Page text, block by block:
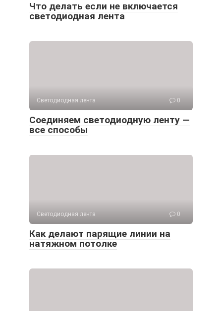
Что делать если не включается
светодиодная лента
Светодиодная лента 0
Соединяем светодиодную ленту —
все способы
Светодиодная лента 0
Как делают парящие линии на
натяжном потолке